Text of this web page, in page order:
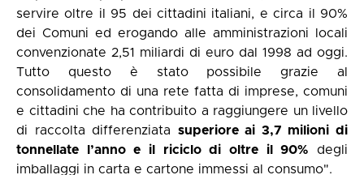
servire oltre il 95 dei cittadini italiani, e circa il 90%
dei Comuni ed erogando alle amministrazioni locali
convenzionate 2,51 miliardi di euro dal 1998 ad oggi.
Tutto questo è stato possibile grazie al
consolidamento di una rete fatta di imprese, comuni
e cittadini che ha contribuito a raggiungere un livello
di raccolta differenziata superiore ai 3,7 milioni di
tonnellate l’anno e il riciclo di oltre il 90% degli
imballaggi in carta e cartone immessi al consumo".